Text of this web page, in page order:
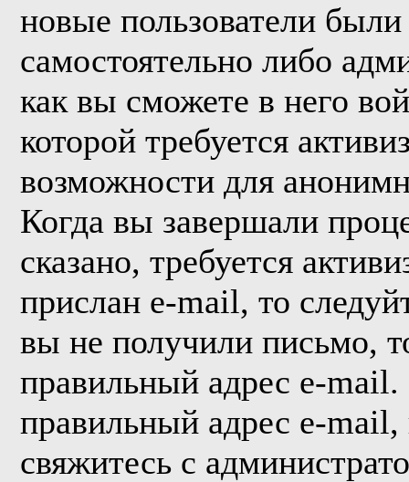
новые пользователи
самостоятельно либо
как вы сможете в него
которой требуется
возможности для
Когда вы завершали
сказано, требуется
прислан e-mail, то
вы не получили письмо,
правильный адрес e-
правильный адрес e-
свяжитесь с